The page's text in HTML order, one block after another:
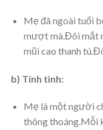
Mẹ đã ngoài tuổi
mượt mà.Đôi mắt
mũi cao thanh
b) Tính tình:
Mẹ là một người
thông thoáng.Mỗi